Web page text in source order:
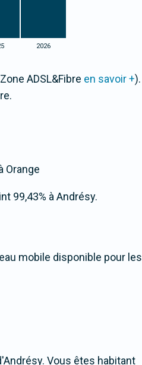
2026
ADSL&Fibre en savoir +).
Orange
99,43% à Andrésy.
mobile disponible pour les
Vous êtes habitant